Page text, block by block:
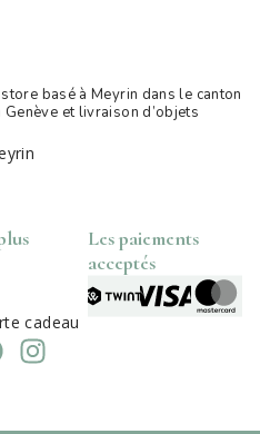
basé à Meyrin dans le canton
et livraison d’objets
cadeau
Les paiements
acceptés